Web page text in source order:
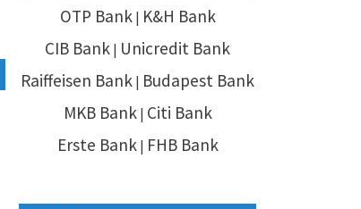
OTP Bank| K&H Bank
CIB Bank | Unicredit Bank
Raiffeisen Bank | Budapest Bank
MKB Bank| Citi Bank
Erste Bank| FHB Bank